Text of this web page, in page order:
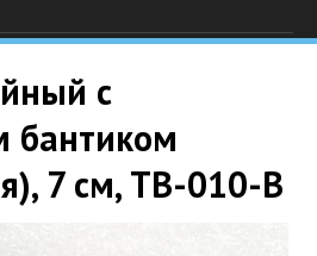
с
7 см, TB-010-B